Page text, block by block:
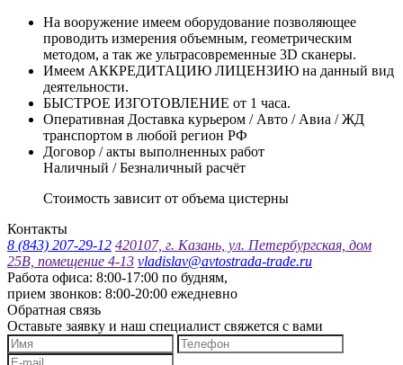
На вооружение имеем оборудование позволяющее
проводить измерения объемным, геометрическим
методом, а так же ультрасовременные 3D сканеры.
Имеем АККРЕДИТАЦИЮ ЛИЦЕНЗИЮ на данный вид
деятельности.
БЫСТРОЕ ИЗГОТОВЛЕНИЕ от 1 часа.
Оперативная Доставка курьером / Авто / Авиа / ЖД
транспортом в любой регион РФ
Договор / акты выполненных работ
Наличный / Безналичный расчёт
Стоимость зависит от объема цистерны
Контакты
8 (843) 207-29-12 420107, г. Казань, ул. Петербургская, дом
25В, помещение 4-13 vladislav@avtostrada-trade.ru
Работа офиса: 8:00-17:00 по будням,
прием звонков: 8:00-20:00 ежедневно
Обратная связь
Оставьте заявку и наш специалист свяжется с вами